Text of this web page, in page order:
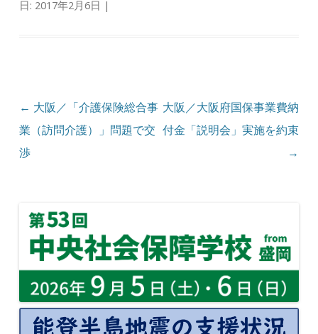
日: 2017年2月6日 |
投稿ナビゲーション
← 大阪／「介護保険総合事
業（訪問介護）」問題で交
渉
大阪／大阪府国保事業費納
付金「説明会」実施を約束
→